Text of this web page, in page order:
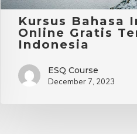
Kursus Bahasa
Online Gratis
Indonesia
ESQ Course
December 7, 2023